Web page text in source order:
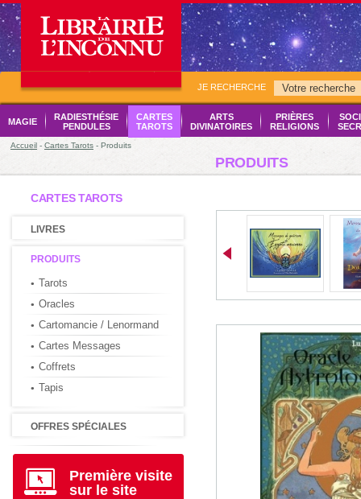
JE RECHERCHE
MAGIE
RADIESTHÉSIE
PENDULES
CARTES
TAROTS
ARTS
DIVINATOIRES
PRIÈRES
RELIGIONS
Accueil - Cartes Tarots - Produits
PRODUITS
CARTES TAROTS
LIVRES
PRODUITS
Tarots
Oracles
Cartomancie / Lenormand
Cartes Messages
Coffrets
Tapis
OFFRES SPÉCIALES
Première visite
sur le site